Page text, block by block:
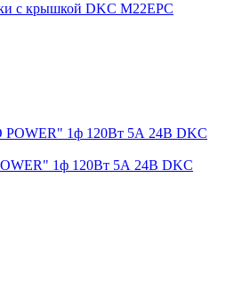
с крышкой DKC M22EPC
1ф 120Вт 5А 24В DKC